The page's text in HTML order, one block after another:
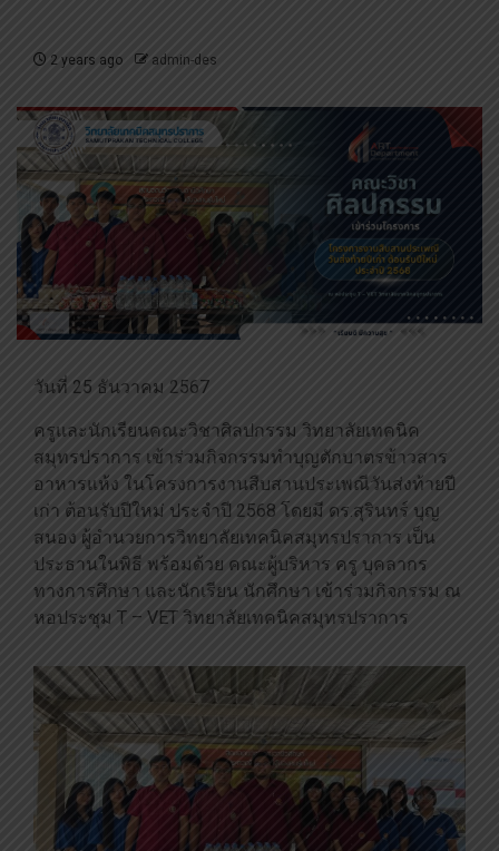
2 years ago admin-des
วันที่ 25 ธันวาคม 2567
ครูและนักเรียนคณะวิชาศิลปกรรม วิทยาลัยเทคนิค
สมุทรปราการ เข้าร่วมกิจกรรมทำบุญตักบาตรข้าวสาร
อาหารแห้ง ในโครงการงานสืบสานประเพณีวันส่งท้ายปี
เก่า ต้อนรับปีใหม่ ประจำปี 2568 โดยมี ดร.สุรินทร์ บุญ
สนอง ผู้อำนวยการวิทยาลัยเทคนิคสมุทรปราการ เป็น
ประธานในพิธี พร้อมด้วย คณะผู้บริหาร ครู บุคลากร
ทางการศึกษา และนักเรียน นักศึกษา เข้าร่วมกิจกรรม ณ
หอประชุม T – VET วิทยาลัยเทคนิคสมุทรปราการ